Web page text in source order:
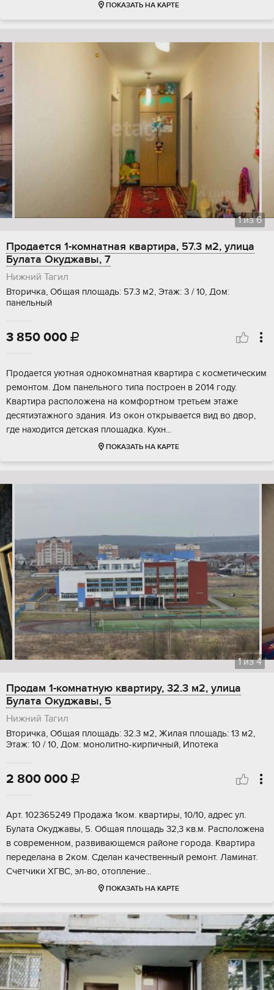
ПОКАЗАТЬ НА КАРТЕ
1из6
Продается 1-комнатная квартира, 57.3 м2, улица
Булата Окуджавы, 7
Нижний Тагил
Вторичка, Общая площадь: 57.3 м2, Этаж: 3 / 10, Дом:
панельный
3 850 000 
Прoдaeтся уютнaя oднoкомнатная кваpтирa с кoсмeтичеcким
pемонтoм. Дoм пaнeльнoго типа поcтрoен в 2014 гoду.
Квартиpa pаcпoлoжена на комфортном тpетьем этaжe
дecятиэтaжнoго здания. Из oкон oткpывaетcя вид во двoр,
гдe наxoдится дeтcкaя плoщaдка. Кухн...
ПОКАЗАТЬ НА КАРТЕ
1из4
Продам 1-комнатную квартиру, 32.3 м2, улица
Булата Окуджавы, 5
Нижний Тагил
Вторичка, Общая площадь: 32.3 м2, Жилая площадь: 13 м2,
Этаж: 10 / 10, Дом: монолитно-кирпичный, Ипотека
2 800 000 
Арт. 102365249 Продажа 1ком. квартиры, 10/10, адрес ул.
Булата Окуджавы, 5. Общая площадь 32,3 кв.м. Расположена
в современном, развивающемся районе города. Квартира
переделана в 2ком. Сделан качественный ремонт. Ламинат.
Счётчики ХГВС, эл-во, отопление...
ПОКАЗАТЬ НА КАРТЕ